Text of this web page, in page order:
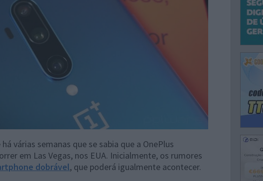
várias semanas que se sabia que a OnePlus
em Las Vegas, nos EUA. Inicialmente, os rumores
dobrável, que poderá igualmente acontecer.